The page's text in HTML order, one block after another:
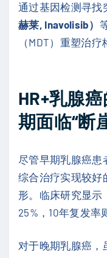
通过基因检测寻找
赫莱, Inavolisib）
（MDT）重塑治
HR+乳腺
期面临“断
尽管早期乳腺癌
综合治疗实现较好
形。临床研究显示
25%，10年复发率
对于晚期乳腺癌，